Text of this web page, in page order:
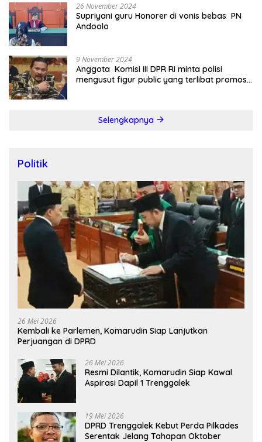
26 November 2024
Supriyani guru Honorer di vonis bebas PN
Andoolo
9 November 2024
Anggota Komisi III DPR RI minta polisi
mengusut figur public yang terlibat promosi
Selengkapnya
Politik
26 Mei 2026
Kembali ke Parlemen, Komarudin Siap Lanjutkan
Perjuangan di DPRD
26 Mei 2026
Resmi Dilantik, Komarudin Siap Kawal
Aspirasi Dapil 1 Trenggalek
19 Mei 2026
DPRD Trenggalek Kebut Perda Pilkades
Serentak Jelang Tahapan Oktober